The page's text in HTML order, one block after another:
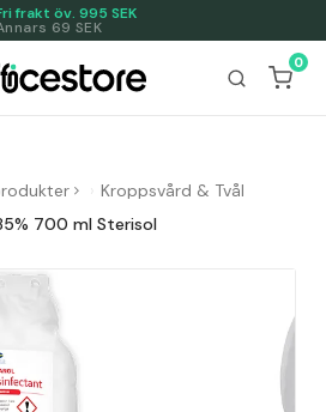
frakt öv. 995 SEK
69 SEK
0
Kroppsvård & Tvål
700 ml Sterisol